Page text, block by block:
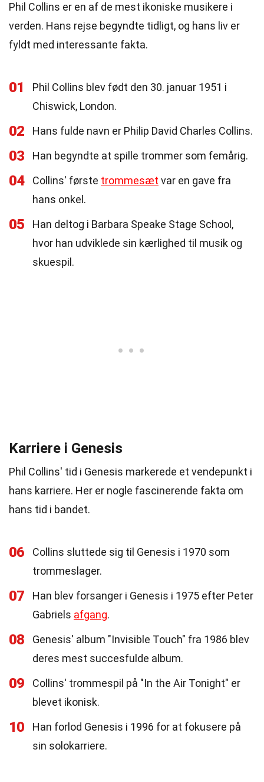
Phil Collins er en af de mest ikoniske musikere i
verden. Hans rejse begyndte tidligt, og hans liv er
fyldt med interessante fakta.
01
Phil Collins blev født den 30. januar 1951 i
Chiswick, London.
02 Hans fulde navn er Philip David Charles Collins.
03 Han begyndte at spille trommer som femårig.
04 Collins' første trommesæt var en gave fra
hans onkel.
05
Han deltog i Barbara Speake Stage School,
hvor han udviklede sin kærlighed til musik og
skuespil.
Karriere i Genesis
Phil Collins' tid i Genesis markerede et vendepunkt i
hans karriere. Her er nogle fascinerende fakta om
hans tid i bandet.
06
Collins sluttede sig til Genesis i 1970 som
trommeslager.
07
Han blev forsanger i Genesis i 1975 efter Peter
Gabriels afgang.
08
Genesis' album "Invisible Touch" fra 1986 blev
deres mest succesfulde album.
09
Collins' trommespil på "In the Air Tonight" er
blevet ikonisk.
10
Han forlod Genesis i 1996 for at fokusere på
sin solokarriere.